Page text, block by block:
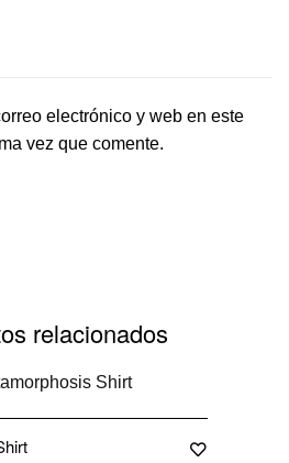
electrónico y web en este
vez que comente.
relacionados